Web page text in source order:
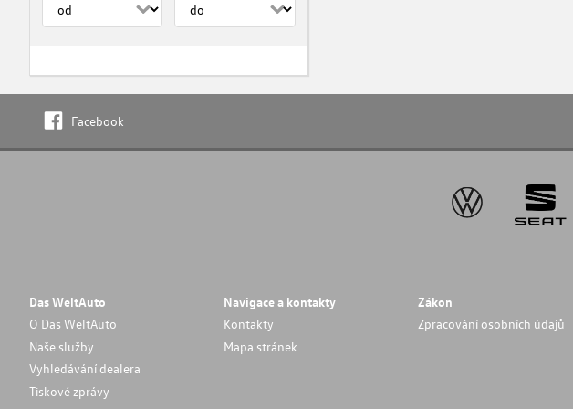
Facebook
Das WeltAuto
O Das WeltAuto
Naše služby
Vyhledávání dealera
Tiskové zprávy
Navigace a kontakty
Kontakty
Mapa stránek
Zákon
Zpracování osobních údajů